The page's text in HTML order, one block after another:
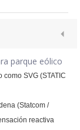
parque eólico
SVG (STATIC
(Statcom /
reactiva